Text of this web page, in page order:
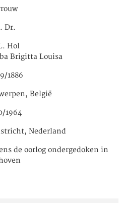
Dr.
Hol
Brigitta Louisa
1886
België
1964
Nederland
de oorlog ondergedoken in